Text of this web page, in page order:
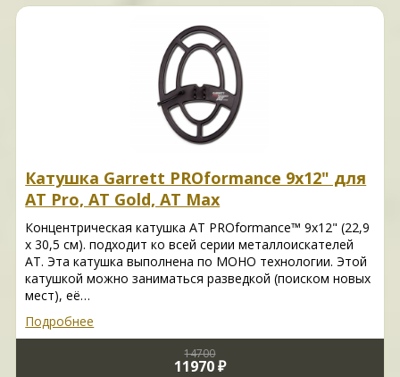
Катушка Garrett PROformance 9x12" для
AT Pro, AT Gold, AT Max
Концентрическая катушка АТ PROformance™ 9х12" (22,9
х 30,5 см). подходит ко всей серии металлоискателей
АТ. Эта катушка выполнена по МОНО технологии. Этой
катушкой можно заниматься разведкой (поиском новых
мест), её…
Подробнее
14700
11970 ₽